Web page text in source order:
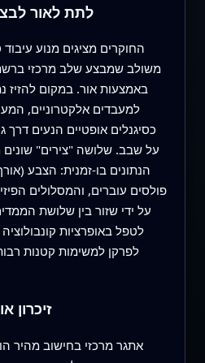
לתת לאור
החוקרים מציגים מנוע
משולב שמבצע שלב מרכזי
באמצעות אור. במקום להזיז
למעבדים אלקטרוניים,
כסיגנלים אופטיים הנעים דרך
על שבב. שלושה "צירים" שונים
הנתונים בו‑זמנית: הצבע
פולסים עוברים, והמסלולים
על ידי שזור בין שלושת
לטפל באופרציות
לפרקן למשימות קטנות
זיכרון
אתגר מרכזי בחישוב מהיר